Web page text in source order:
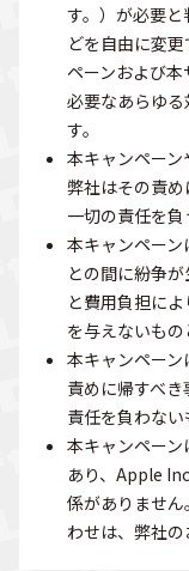
す。）が必要
どを自由に変
ペーンおよび
必要なあらゆ
す。
本キャンペーン
弊社はその責め
一切の責任を負
本キャンペー
との間に紛争
と費用負担に
を与えないもの
本キャンペー
責めに帰すべ
責任を負わない
本キャンペー
あり、Apple
係がありませ
わせは、弊社の